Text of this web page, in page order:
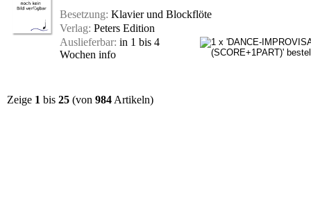
Besetzung: Klavier und Blockflöte
Verlag: Peters Edition
Auslieferbar: in 1 bis 4
Wochen info
Zeige 1 bis 25 (von 984Artikeln)